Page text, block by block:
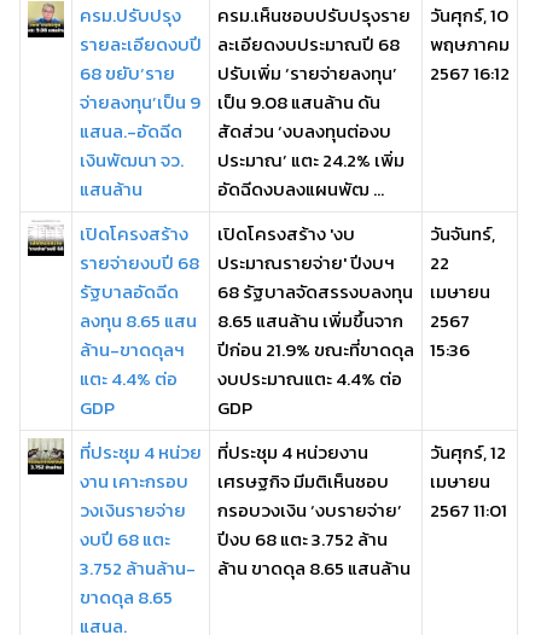
ครม.ปรับปรุง
รายละเอียดงบปี
68 ขยับ‘ราย
จ่ายลงทุน’เป็น 9
แสนล.-อัดฉีด
เงินพัฒนา จว.
แสนล้าน
ครม.เห็นชอบปรับปรุงราย
ละเอียดงบประมาณปี 68
ปรับเพิ่ม ‘รายจ่ายลงทุน’
เป็น 9.08 แสนล้าน ดัน
สัดส่วน ‘งบลงทุนต่องบ
ประมาณ’ แตะ 24.2% เพิ่ม
อัดฉีดงบลงแผนพัฒ ...
วันศุกร์, 10
พฤษภาคม
2567 16:12
เปิดโครงสร้าง
รายจ่ายงบปี 68
รัฐบาลอัดฉีด
ลงทุน 8.65 แสน
ล้าน-ขาดดุลฯ
แตะ 4.4% ต่อ
GDP
เปิดโครงสร้าง 'งบ
ประมาณรายจ่าย' ปีงบฯ
68 รัฐบาลจัดสรรงบลงทุน
8.65 แสนล้าน เพิ่มขึ้นจาก
ปีก่อน 21.9% ขณะที่ขาดดุล
งบประมาณแตะ 4.4% ต่อ
GDP
วันจันทร์,
22
เมษายน
2567
15:36
ที่ประชุม 4 หน่วย
งาน เคาะกรอบ
วงเงินรายจ่าย
งบปี 68 แตะ
3.752 ล้านล้าน-
ขาดดุล 8.65
แสนล.
ที่ประชุม 4 หน่วยงาน
เศรษฐกิจ มีมติเห็นชอบ
กรอบวงเงิน ‘งบรายจ่าย’
ปีงบ 68 แตะ 3.752 ล้าน
ล้าน ขาดดุล 8.65 แสนล้าน
วันศุกร์, 12
เมษายน
2567 11:01